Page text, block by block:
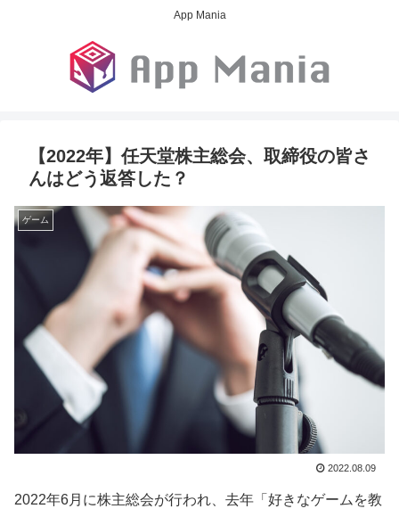
App Mania
【2022年】任天堂株主総会、取締役の皆さ
んはどう返答した？
ゲーム
2022.08.09
2022年6月に株主総会が行われ、去年「好きなゲームを教